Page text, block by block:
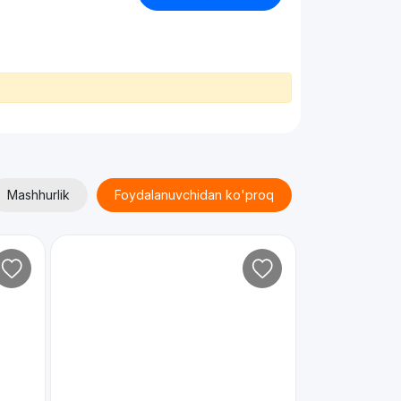
Mashhurlik Foydalanuvchidan ko'proq